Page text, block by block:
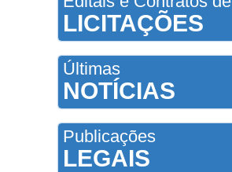
LICITAÇÕES
Últimas
NOTÍCIAS
Publicações
LEGAIS